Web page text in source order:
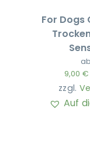
For Dogs
ab
9,00 €
zzgl.
Auf